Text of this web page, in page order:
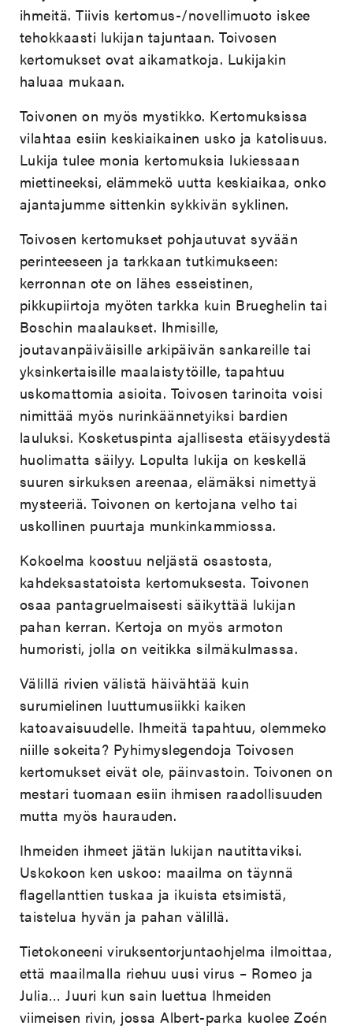
ihmeitä. Tiivis kertomus-/novellimuoto iskee
tehokkaasti lukijan tajuntaan. Toivosen
kertomukset ovat aikamatkoja. Lukijakin
haluaa mukaan.
Toivonen on myös mystikko. Kertomuksissa
vilahtaa esiin keskiaikainen usko ja katolisuus.
Lukija tulee monia kertomuksia lukiessaan
miettineeksi, elämmekö uutta keskiaikaa, onko
ajantajumme sittenkin sykkivän syklinen.
Toivosen kertomukset pohjautuvat syvään
perinteeseen ja tarkkaan tutkimukseen:
kerronnan ote on lähes esseistinen,
pikkupiirtoja myöten tarkka kuin Brueghelin tai
Boschin maalaukset. Ihmisille,
joutavanpäiväisille arkipäivän sankareille tai
yksinkertaisille maalaistytöille, tapahtuu
uskomattomia asioita. Toivosen tarinoita voisi
nimittää myös nurinkäännetyiksi bardien
lauluksi. Kosketuspinta ajallisesta etäisyydestä
huolimatta säilyy. Lopulta lukija on keskellä
suuren sirkuksen areenaa, elämäksi nimettyä
mysteeriä. Toivonen on kertojana velho tai
uskollinen puurtaja munkinkammiossa.
Kokoelma koostuu neljästä osastosta,
kahdeksastatoista kertomuksesta. Toivonen
osaa pantagruelmaisesti säikyttää lukijan
pahan kerran. Kertoja on myös armoton
humoristi, jolla on veitikka silmäkulmassa.
Välillä rivien välistä häivähtää kuin
surumielinen luuttumusiikki kaiken
katoavaisuudelle. Ihmeitä tapahtuu, olemmeko
niille sokeita? Pyhimyslegendoja Toivosen
kertomukset eivät ole, päinvastoin. Toivonen on
mestari tuomaan esiin ihmisen raadollisuuden
mutta myös haurauden.
Ihmeiden ihmeet jätän lukijan nautittaviksi.
Uskokoon ken uskoo: maailma on täynnä
flagellanttien tuskaa ja ikuista etsimistä,
taistelua hyvän ja pahan välillä.
Tietokoneeni viruksentorjuntaohjelma ilmoittaa,
että maailmalla riehuu uusi virus – Romeo ja
Julia… Juuri kun sain luettua Ihmeiden
viimeisen rivin, jossa Albert-parka kuolee Zoén